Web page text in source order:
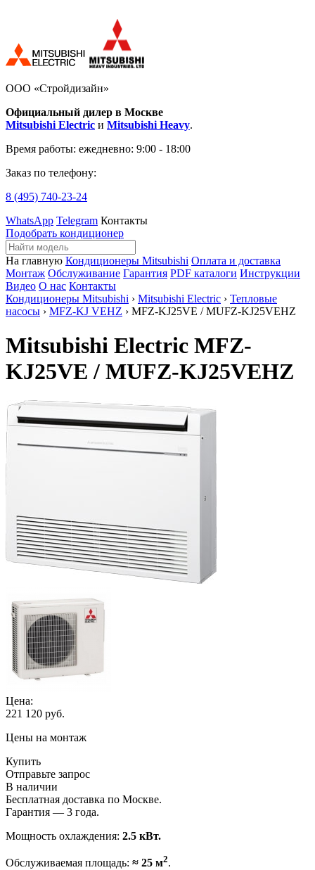
ООО «Стройдизайн»
Официальный дилер в Москве
Mitsubishi Electric и Mitsubishi Heavy.
Время работы: ежедневно: 9:00 - 18:00
Заказ по телефону:
8 (495) 740-23-24
WhatsApp Telegram Контакты
Подобрать кондиционер
На главную Кондиционеры Mitsubishi Оплата и доставка
Монтаж Обслуживание Гарантия PDF каталоги Инструкции
Видео О нас Контакты
Кондиционеры Mitsubishi › Mitsubishi Electric › Тепловые
насосы › MFZ-KJ VEHZ › MFZ-KJ25VE / MUFZ-KJ25VEHZ
Mitsubishi Electric MFZ-
KJ25VE / MUFZ-KJ25VEHZ
Цена:
221 120 руб.
Цены на монтаж
Купить
Отправьте запрос
В наличии
Бесплатная доставка по Москве.
Гарантия — 3 года.
Мощность охлаждения: 2.5 кВт.
Обслуживаемая площадь: ≈ 25 м2.